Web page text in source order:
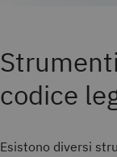
codice
Esistono diversi